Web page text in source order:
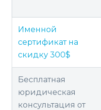
Именной
сертификат на
скидку 300$
Бесплатная
юридическая
консультация от